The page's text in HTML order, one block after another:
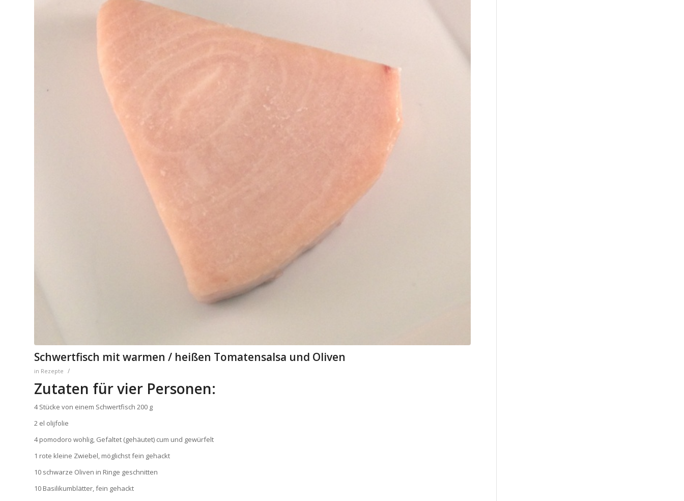
Schwertfisch mit warmen / heißen Tomatensalsa und Oliven
in Rezepte /
Zutaten für vier Personen:
4 Stücke von einem Schwertfisch 200 g
2 el olijfolie
4 pomodoro wohlig, Gefaltet (gehäutet) cum und gewürfelt
1 rote kleine Zwiebel, möglichst fein gehackt
10 schwarze Oliven in Ringe geschnitten
10 Basilikumblätter, fein gehackt